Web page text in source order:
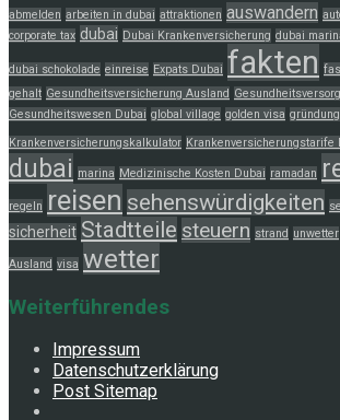
abmelden arbeiten in dubai attraktionen auswandern
corporate tax dubai Dubai Krankenversicherung dubai
dubai schokolade einreise Expats Dubai fakten
gehalt Gesundheitsversicherung Ausland
Gesundheitswesen Dubai global village golden visa gründung
Krankenversicherungskalkulator Krankenversicherungstarife
dubai marina Medizinische Kosten Dubai ramadan
regeln reisen sehenswürdigkeiten
sicherheit Stadtteile steuern strand unwetter
Ausland visa wetter
Weiterführendes
Impressum
Datenschutzerklärung
Post Sitemap